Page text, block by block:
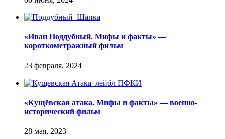
«Иван Поддубный. Мифы и факты» —
короткометражный фильм
«Кущёвская атака. Мифы и факты» — военно-
исторический фильм